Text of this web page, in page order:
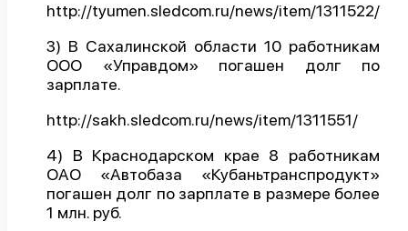
http://tyumen.sledcom.ru/news/item/1311522/
3) В Сахалинской области 10 работникам
ООО «Управдом» погашен долг по
зарплате.
http://sakh.sledcom.ru/news/item/1311551/
4) В Краснодарском крае 8 работникам
ОАО «Автобаза «Кубаньтранспродукт»
погашен долг по зарплате в размере более
1 млн. руб.